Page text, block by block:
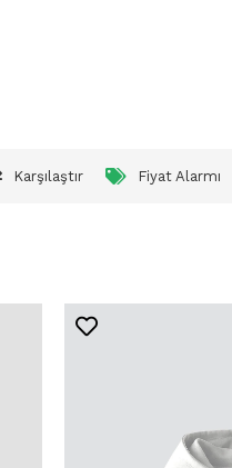
Karşılaştır Fiyat Alarmı